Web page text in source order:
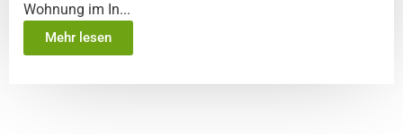
Wohnung im In...
Mehr lesen